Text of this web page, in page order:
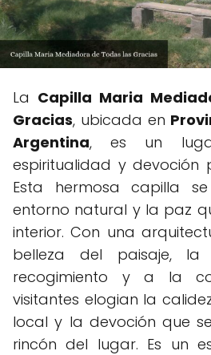
La Capilla Maria
Gracias, ubicada en
Argentina, es un
espiritualidad y devoción
Esta hermosa capilla
entorno natural y la paz
interior. Con una
belleza del paisaje,
recogimiento y a la
visitantes elogian la
local y la devoción que
rincón del lugar. Es un